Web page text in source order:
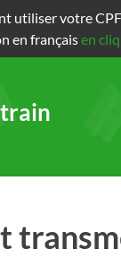
utiliser votre
en françaisen